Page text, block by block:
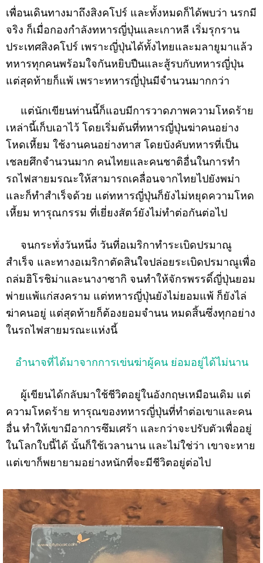
เพื่อนเดินทางมาถึงสิงคโปร์ และทั้งหมดก็ได้พบว่า นรกมี
จริง ก็เมื่อกองกำลังทหารญี่ปุ่นและเกาหลี เริ่มรุกราน
ประเทศสิงคโปร์ เพราะญี่ปุ่นได้ทั้งไทยและมลายูมาแล้ว
ทหารทุกคนพร้อมใจกันหยิบปืนและสู้รบกับทหารญี่ปุ่น
แต่สุดท้ายก็แพ้ เพราะทหารญี่ปุ่นมีจำนวนมากกว่า
แต่นักเขียนท่านนี้ก็แอบมีการวาดภาพความโหดร้าย
เหล่านี้เก็บเอาไว้ โดยเริ่มต้นที่ทหารญี่ปุ่นฆ่าคนอย่าง
โหดเหี้ยม ใช้งานคนอย่างทาส โดยบังคับทหารที่เป็น
เชลยศึกจำนวนมาก คนไทยและคนชาติอื่นในการทำ
รถไฟสายมรณะให้สามารถเคลื่อนจากไทยไปยังพม่า
และก็ทำสำเร็จด้วย แต่ทหารญี่ปุ่นก็ยังไม่หยุดความโหด
เหี้ยม ทารุณกรรม ที่เยี่ยงสัตว์ยังไม่ทำต่อกันต่อไป
จนกระทั่งวันหนึ่ง วันที่อเมริกาทำระเบิดปรมาณู
สำเร็จ และทางอเมริกาตัดสินใจปล่อยระเบิดปรมาณูเพื่อ
ถล่มฮิโรชิม่าและนางาซากิ จนทำให้จักรพรรดิ์ญี่ปุ่นยอม
พ่ายแพ้แก่สงคราม แต่ทหารญี่ปุ่นยังไม่ยอมแพ้ ก็ยังไล่
ฆ่าคนอยู่ แต่สุดท้ายก็ต้องยอมจำนน หมดสิ้นซึ่งทุกอย่าง
ในรถไฟสายมรณะแห่งนี้
อำนาจที่ได้มาจากการเข่นฆ่าผู้คน ย่อมอยู่ได้ไม่นาน
ผู้เขียนได้กลับมาใช้ชีวิตอยู่ในอังกฤษเหมือนเดิม แต่
ความโหดร้าย ทารุณของทหารญี่ปุ่นที่ทำต่อเขาและคน
อื่น ทำให้เขามีอาการซึมเศร้า และกว่าจะปรับตัวเพื่ออยู่
ในโลกใบนี้ได้ นั้นก็ใช้เวลานาน และไม่ใช่ว่า เขาจะหาย
แต่เขาก็พยายามอย่างหนักที่จะมีชีวิตอยู่ต่อไป